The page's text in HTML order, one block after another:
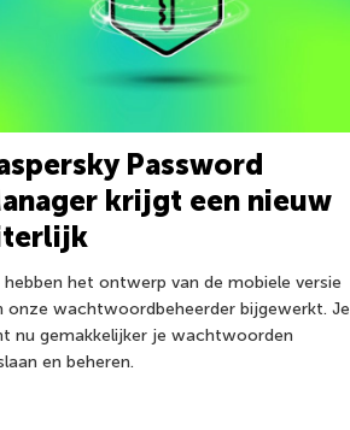
Password
krijgt een nieuw
hebben het ontwerp van de mobiele versie
onze wachtwoordbeheerder bijgewerkt. Je
nu gemakkelijker je wachtwoorden
en beheren.